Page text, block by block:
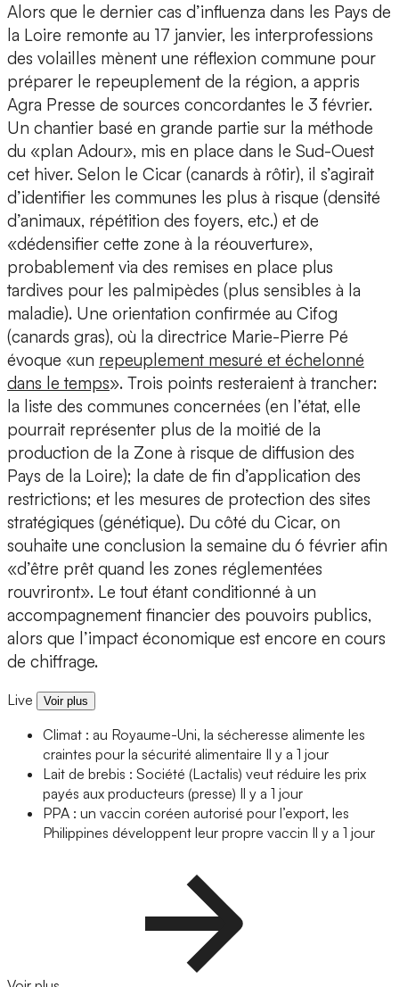
Alors que le dernier cas d’influenza dans les Pays de
la Loire remonte au 17 janvier, les interprofessions
des volailles mènent une réflexion commune pour
préparer le repeuplement de la région, a appris
Agra Presse de sources concordantes le 3 février.
Un chantier basé en grande partie sur la méthode
du «plan Adour», mis en place dans le Sud-Ouest
cet hiver. Selon le Cicar (canards à rôtir), il s’agirait
d’identifier les communes les plus à risque (densité
d’animaux, répétition des foyers, etc.) et de
«dédensifier cette zone à la réouverture»,
probablement via des remises en place plus
tardives pour les palmipèdes (plus sensibles à la
maladie). Une orientation confirmée au Cifog
(canards gras), où la directrice Marie-Pierre Pé
évoque «un repeuplement mesuré et échelonné
dans le temps». Trois points resteraient à trancher:
la liste des communes concernées (en l’état, elle
pourrait représenter plus de la moitié de la
production de la Zone à risque de diffusion des
Pays de la Loire); la date de fin d’application des
restrictions; et les mesures de protection des sites
stratégiques (génétique). Du côté du Cicar, on
souhaite une conclusion la semaine du 6 février afin
«d’être prêt quand les zones réglementées
rouvriront». Le tout étant conditionné à un
accompagnement financier des pouvoirs publics,
alors que l’impact économique est encore en cours
de chiffrage.
Live Voir plus
Climat : au Royaume-Uni, la sécheresse alimente les
craintes pour la sécurité alimentaire Il y a 1 jour
Lait de brebis : Société (Lactalis) veut réduire les prix
payés aux producteurs (presse) Il y a 1 jour
PPA : un vaccin coréen autorisé pour l’export, les
Philippines développent leur propre vaccin Il y a 1 jour